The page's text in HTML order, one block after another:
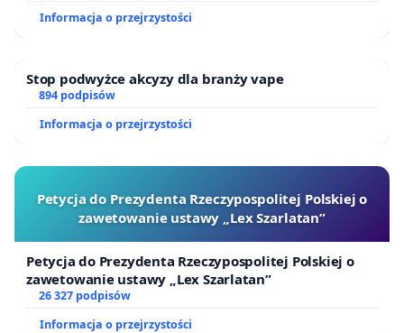
Informacja o przejrzystości
Stop podwyżce akcyzy dla branży vape
894 podpisów
Informacja o przejrzystości
Petycja do Prezydenta Rzeczypospolitej Polskiej o
zawetowanie ustawy „Lex Szarlatan”
Petycja do Prezydenta Rzeczypospolitej Polskiej o
zawetowanie ustawy „Lex Szarlatan”
26 327 podpisów
Informacja o przejrzystości